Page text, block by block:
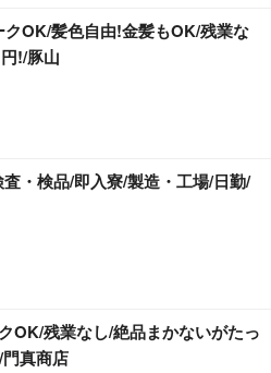
OK/髪色自由!金髪もOK/残業な
!/豚山
査・検品/即入寮/製造・工場/日勤/
OK/残業なし/絶品まかないがたっ
真商店